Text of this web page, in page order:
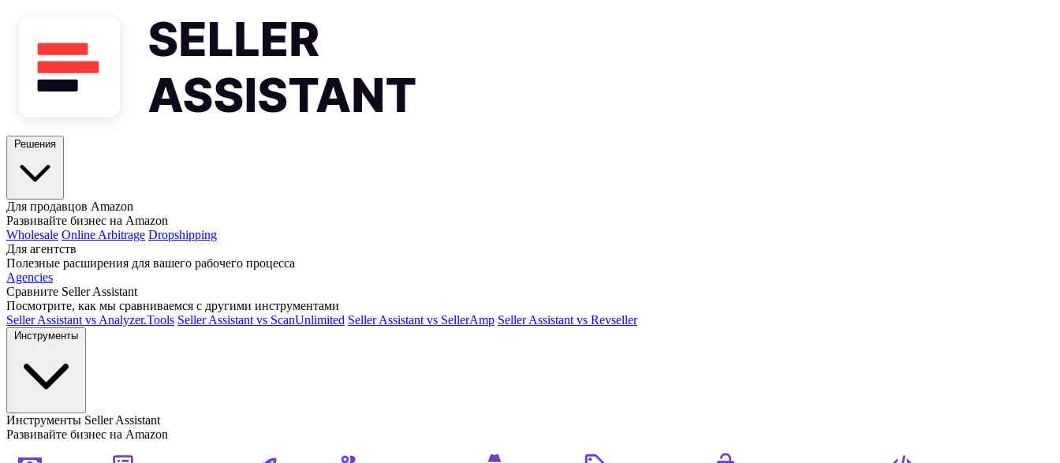
Для продавцов Amazon
Развивайте бизнес на Amazon
Wholesale Online Arbitrage Dropshipping
Для агентств
Полезные расширения для вашего рабочего процесса
Agencies
Сравните Seller Assistant
Посмотрите, как мы сравниваемся с другими инструментами
Seller Assistant vs Analyzer.Tools Seller Assistant vs ScanUnlimited Seller Assistant vs SellerAmp Seller Assistant vs Revseller
Инструменты Seller Assistant
Развивайте бизнес на Amazon